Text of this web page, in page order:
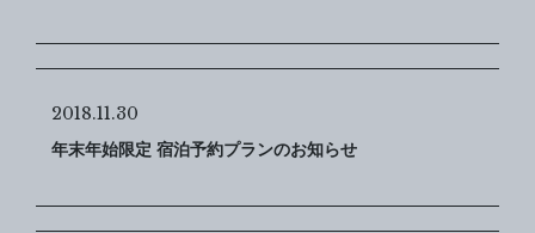
2018.11.30
年末年始限定 宿泊予約プランのお知らせ